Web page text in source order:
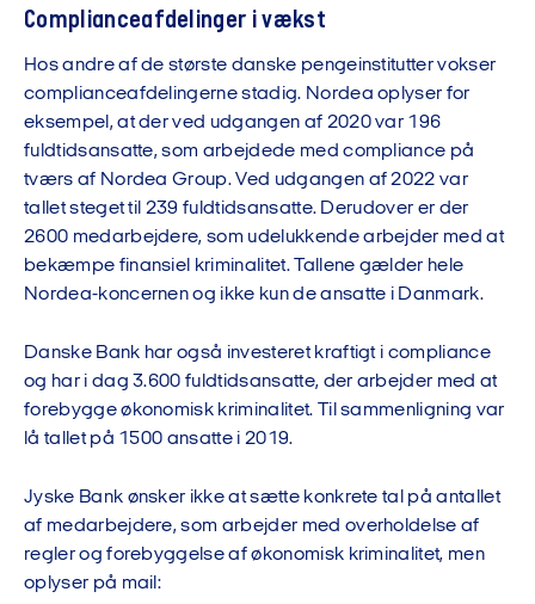
Complianceafdelinger i vækst
Hos andre af de største danske pengeinstitutter vokser
complianceafdelingerne stadig. Nordea oplyser for
eksempel, at der ved udgangen af 2020 var 196
fuldtidsansatte, som arbejdede med compliance på
tværs af Nordea Group. Ved udgangen af 2022 var
tallet steget til 239 fuldtidsansatte. Derudover er der
2600 medarbejdere, som udelukkende arbejder med at
bekæmpe finansiel kriminalitet. Tallene gælder hele
Nordea-koncernen og ikke kun de ansatte i Danmark.
Danske Bank har også investeret kraftigt i compliance
og har i dag 3.600 fuldtidsansatte, der arbejder med at
forebygge økonomisk kriminalitet. Til sammenligning var
lå tallet på 1500 ansatte i 2019.
Jyske Bank ønsker ikke at sætte konkrete tal på antallet
af medarbejdere, som arbejder med overholdelse af
regler og forebyggelse af økonomisk kriminalitet, men
oplyser på mail: